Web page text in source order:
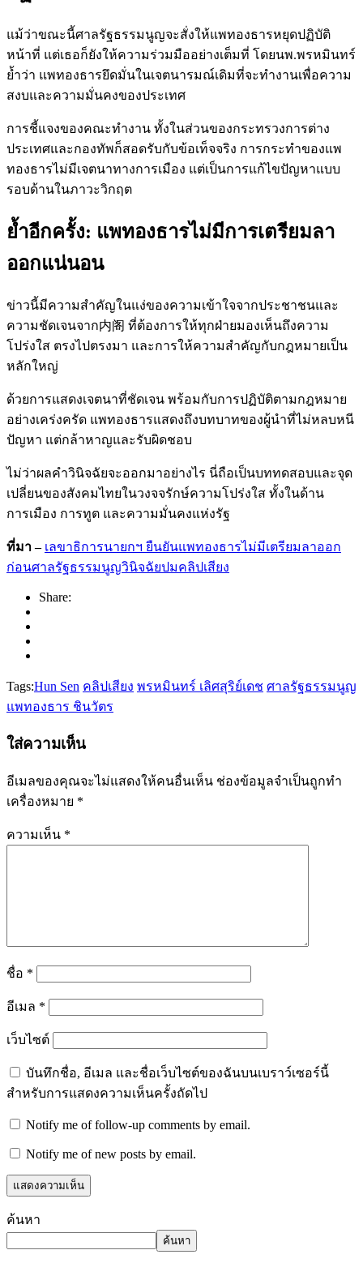
แม้ว่าขณะนี้ศาลรัฐธรรมนูญจะสั่งให้แพทองธารหยุดปฏิบัติ
หน้าที่ แต่เธอก็ยังให้ความร่วมมืออย่างเต็มที่ โดยนพ.พรหมินทร์
ย้ำว่า แพทองธารยึดมั่นในเจตนารมณ์เดิมที่จะทำงานเพื่อความ
สงบและความมั่นคงของประเทศ
การชี้แจงของคณะทำงาน ทั้งในส่วนของกระทรวงการต่าง
ประเทศและกองทัพก็สอดรับกับข้อเท็จจริง การกระทำของแพ
ทองธารไม่มีเจตนาทางการเมือง แต่เป็นการแก้ไขปัญหาแบบ
รอบด้านในภาวะวิกฤต
ย้ำอีกครั้ง: แพทองธารไม่มีการเตรียมลา
ออกแน่นอน
ข่าวนี้มีความสำคัญในแง่ของความเข้าใจจากประชาชนและ
ความชัดเจนจาก内阁 ที่ต้องการให้ทุกฝ่ายมองเห็นถึงความ
โปร่งใส ตรงไปตรงมา และการให้ความสำคัญกับกฎหมายเป็น
หลักใหญ่
ด้วยการแสดงเจตนาที่ชัดเจน พร้อมกับการปฏิบัติตามกฎหมาย
อย่างเคร่งครัด แพทองธารแสดงถึงบทบาทของผู้นำที่ไม่หลบหนี
ปัญหา แต่กล้าหาญและรับผิดชอบ
ไม่ว่าผลคำวินิจฉัยจะออกมาอย่างไร นี่ถือเป็นบททดสอบและจุด
เปลี่ยนของสังคมไทยในวงจจรักษ์ความโปร่งใส ทั้งในด้าน
การเมือง การทูต และความมั่นคงแห่งรัฐ
ที่มา – เลขาธิการนายกฯ ยืนยันแพทองธารไม่มีเตรียมลาออก
ก่อนศาลรัฐธรรมนูญวินิจฉัยปมคลิปเสียง
Share:
Tags:Hun Sen คลิปเสียง พรหมินทร์ เลิศสุริย์เดช ศาลรัฐธรรมนูญ
แพทองธาร ชินวัตร
ใส่ความเห็น
อีเมลของคุณจะไม่แสดงให้คนอื่นเห็น ช่องข้อมูลจำเป็นถูกทำ
เครื่องหมาย *
ความเห็น *
ชื่อ *
อีเมล *
เว็บไซต์
บันทึกชื่อ, อีเมล และชื่อเว็บไซต์ของฉันบนเบราว์เซอร์นี้
สำหรับการแสดงความเห็นครั้งถัดไป
Notify me of follow-up comments by email.
Notify me of new posts by email.
ค้นหา
ค้นหา